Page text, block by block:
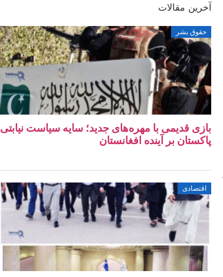
آخرین مقالات
حقوق بشر
بازی قدیمی با مهره‌های جدید؛ سایه سیاست نیابتی
پاکستان بر آینده افغانستان
اقتصادی